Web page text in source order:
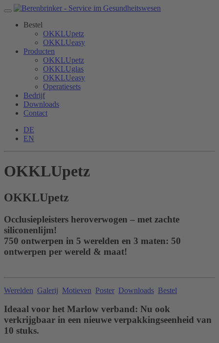
Bestel
OKKLUpetz
OKKLUeasy
Producten
OKKLUpetz
OKKLUglas
OKKLUeasy
Operatiesets
Bedrijf
Downloads
Contact
DE
EN
OKKLUpetz
OKKLUpetz
Occlusiepleisters heroverwogen – met zachte
siliconenlijm!
750 ontwerpen in 5 werelden en 3 maten: 50
ontwerpen per wereld & maat!
Werelden Galerij Motieven Poster Downloads Bestel
Ideaal voor het Marlow verband: Nu ook
verkrijgbaar in een nieuwe verpakkingseenheid van
10 stuks.